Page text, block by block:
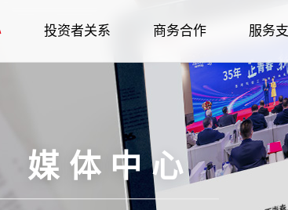
企业图腾 科技创新
生物医疗
投资者关系
股票信息 信息披露
商务合作
招标采购 供应商合
服务
金海豚服务 报装报修 在线
企业荣誉 企业文化 社会责任
智慧冷链 生物医疗
媒体报道 品牌故事
信息披露 信息公告
经销商合作 合作伙伴
在线建档 呼叫中心
社会招聘 校园招聘
企业用户 人力资源
媒体中心